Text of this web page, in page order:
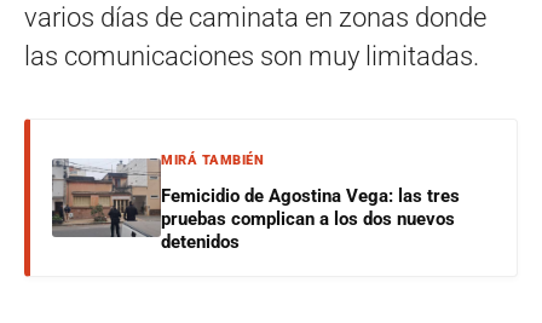
varios días de caminata en zonas donde
las comunicaciones son muy limitadas.
MIRÁ TAMBIÉN
Femicidio de Agostina Vega: las tres
pruebas complican a los dos nuevos
detenidos